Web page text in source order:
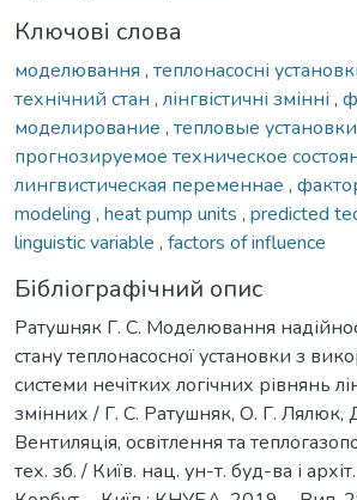
Ключові слова
моделювання , теплонасосні
технічний стан , лінгвістичні змінні ,
моделирование , тепловые установки
прогнозируемое техническое
лингвистическая переменнае ,
modeling , heat pump units , predicted
linguistic variable , factors of influence
Бібліографічний опис
Ратушняк Г. С. Моделювання
стану теплонасосної установки з
системи нечітких логічних рівнянь
змінних / Г. С. Ратушняк, О. Г. Лялюк,
Вентиляція, освітлення та
тех. зб. / Київ. нац. ун-т. буд-ва і